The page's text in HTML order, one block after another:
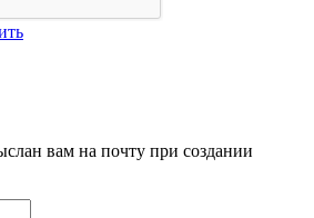
вам на почту при создании